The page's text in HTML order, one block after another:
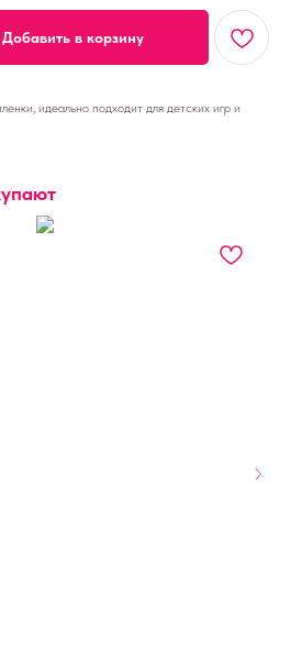
Добавить в корзину
идеально подходит для детских игр и